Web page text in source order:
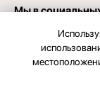
Мы в